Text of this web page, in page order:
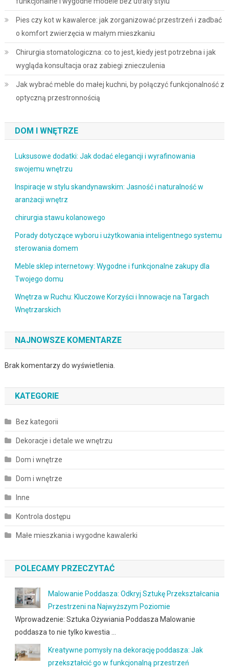
Pies czy kot w kawalerce: jak zorganizować przestrzeń i zadbać
o komfort zwierzęcia w małym mieszkaniu
Chirurgia stomatologiczna: co to jest, kiedy jest potrzebna i jak
wygląda konsultacja oraz zabiegi znieczulenia
Jak wybrać meble do małej kuchni, by połączyć funkcjonalność z
optyczną przestronnością
DOM I WNĘTRZE
Luksusowe dodatki: Jak dodać elegancji i wyrafinowania
swojemu wnętrzu
Inspiracje w stylu skandynawskim: Jasność i naturalność w
aranżacji wnętrz
chirurgia stawu kolanowego
Porady dotyczące wyboru i użytkowania inteligentnego systemu
sterowania domem
Meble sklep internetowy: Wygodne i funkcjonalne zakupy dla
Twojego domu
Wnętrza w Ruchu: Kluczowe Korzyści i Innowacje na Targach
Wnętrzarskich
NAJNOWSZE KOMENTARZE
Brak komentarzy do wyświetlenia.
KATEGORIE
Bez kategorii
Dekoracje i detale we wnętrzu
Dom i wnętrze
Dom i wnętrze
Inne
Kontrola dostępu
Małe mieszkania i wygodne kawalerki
POLECAMY PRZECZYTAĆ
Malowanie Poddasza: Odkryj Sztukę Przekształcania
Przestrzeni na Najwyższym Poziomie
Wprowadzenie: Sztuka Ożywiania Poddasza Malowanie
poddasza to nie tylko kwestia …
Kreatywne pomysły na dekorację poddasza: Jak
przekształcić go w funkcjonalną przestrzeń